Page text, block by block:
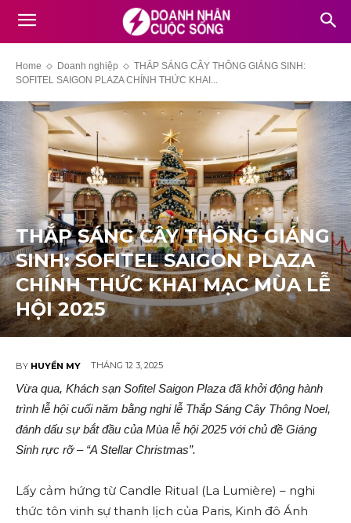
Home Doanh nghiệp
THẮP SÁNG CÂY THÔNG GIÁNG SINH:
SOFITEL SAIGON PLAZA CHÍNH THỨC KHAI...
THẮP SÁNG CÂY THÔNG GIÁNG
SINH: SOFITEL SAIGON PLAZA
CHÍNH THỨC KHAI MẠC MÙA LỄ
HỘI 2025
BY HUYỀN MY THÁNG 12 3, 2025
Vừa qua, Khách sạn Sofitel Saigon Plaza đã khởi động hành
trình lễ hội cuối năm bằng nghi lễ Thắp Sáng Cây Thông Noel,
đánh dấu sự bắt đầu của Mùa lễ hội 2025 với chủ đề Giáng
Sinh rực rỡ – “A Stellar Christmas”.
Lấy cảm hứng từ Candle Ritual (La Lumière) – nghi
thức tôn vinh sự thanh lịch của Paris, Kinh đô Ánh